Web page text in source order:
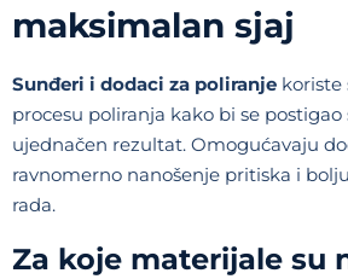
maksimalan sjaj
Sunđeri i dodaci za poliranje koriste
procesu poliranja kako bi se postigao
ujednačen rezultat. Omogućavaju
ravnomerno nanošenje pritiska i
rada.
Za koje materijale su